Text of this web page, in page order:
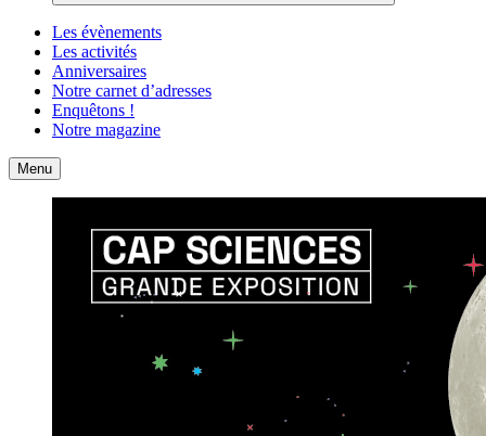
Les évènements
Les activités
Anniversaires
Notre carnet d’adresses
Enquêtons !
Notre magazine
Accueil
Menu Contact